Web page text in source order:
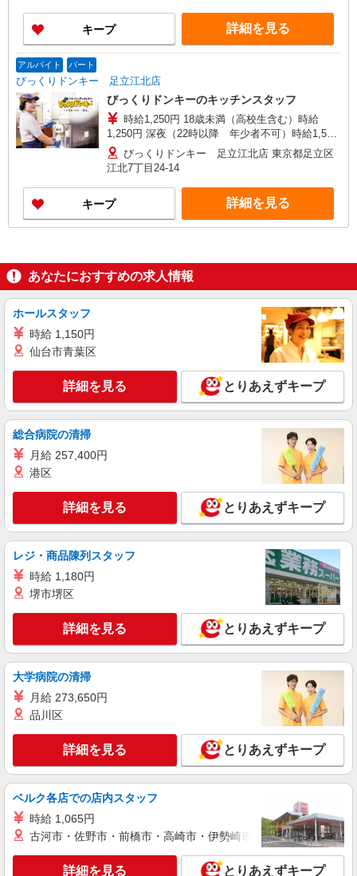
キープ 詳細を見る
アルバイト パート
びっくりドンキー 足立江北店
びっくりドンキーのキッチンスタッフ
時給1,250円 18歳未満（高校生含む）時給
1,250円 深夜（22時以降 年少者不可）時給1,563
円 ☆土日祝日手当：時給＋100円 ☆12月31日〜1
月3日まで年末年始手当有（時給アップ）
びっくりドンキー 足立江北店 東京都足立区
江北7丁目24-14
キープ 詳細を見る
あなたにおすすめの求人情報
ホールスタッフ
時給 1,150円
仙台市青葉区
詳細を見る とりあえずキープ
総合病院の清掃
月給 257,400円
港区
詳細を見る とりあえずキープ
レジ・商品陳列スタッフ
時給 1,180円
堺市堺区
詳細を見る とりあえずキープ
大学病院の清掃
月給 273,650円
品川区
詳細を見る とりあえずキープ
ベルク各店での店内スタッフ
時給 1,065円
古河市・佐野市・前橋市・高崎市・伊勢崎市・太田市・館林市
詳細を見る とりあえずキープ